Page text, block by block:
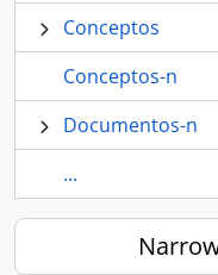
Conceptos
Conceptos-n
Documentos-n
...